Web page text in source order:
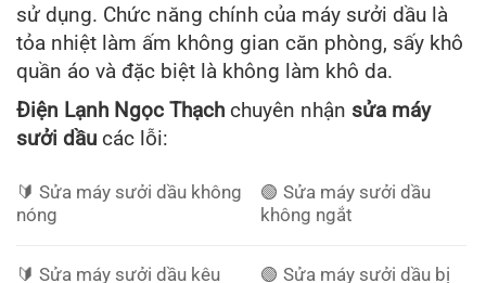
sử dụng. Chức năng chính của máy sưởi dầu là
tỏa nhiệt làm ấm không gian căn phòng, sấy khô
quần áo và đặc biệt là không làm khô da.
Điện Lạnh Ngọc Thạch chuyên nhận sửa máy
sưởi dầu các lỗi:
🔰️ Sửa máy sưởi dầu không
nóng
🟢 Sửa máy sưởi dầu
không ngắt
🔰️ Sửa máy sưởi dầu kêu 🟢 Sửa máy sưởi dầu bị